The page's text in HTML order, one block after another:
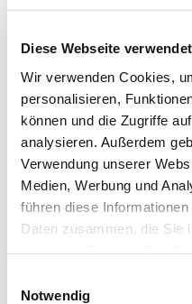
Diese Webseite
Wir verwenden Cookies,
personalisieren,
können und die Zugriffe
analysieren. Außerdem
Verwendung unserer
Medien, Werbung und
führen diese
Daten zusammen, die Sie
Notwendig
Die Waldvögel: Thomas
(Schlagzeug)
Hinweis zum Parken
Bitte beachten Sie, dass
Anzahl an Parkplätzen
das Parken direkt vor